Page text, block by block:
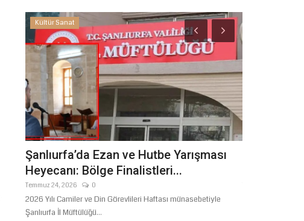
Kültür Sanat
Şanlıurfa’da Ezan ve Hutbe Yarışması
Heyecanı: Bölge Finalistleri...
Temmuz 24, 2026 0
2026 Yılı Camiler ve Din Görevlileri Haftası münasebetiyle
Şanlıurfa İl Müftülüğü...